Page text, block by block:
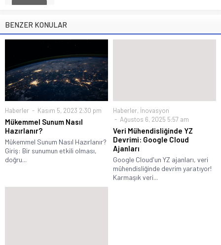
BENZER KONULAR
Haberler Kasım 5, 2023 2:30 pm
Mükemmel Sunum Nasıl
Hazırlanır?
Mükemmel Sunum Nasıl Hazırlanır?
Giriş: Bir sunumun etkili olması,
doğru...
Haberler, İnovasyon
Ağustos 6, 2025 5:57 am
Veri Mühendisliğinde YZ
Devrimi: Google Cloud
Ajanları
Google Cloud'un YZ ajanları, veri
mühendisliğinde devrim yaratıyor!
Karmaşık veri...